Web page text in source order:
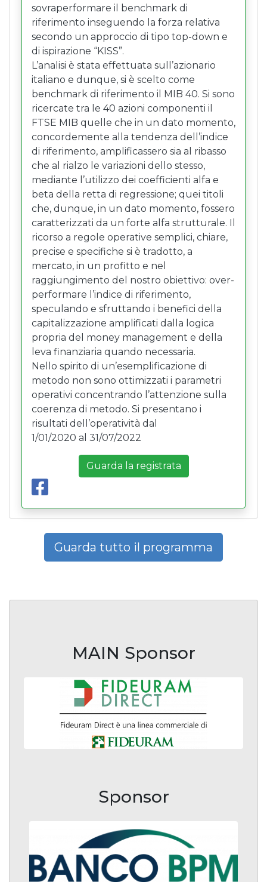
sovraperformare il benchmark di
riferimento inseguendo la forza relativa
secondo un approccio di tipo top-down e
di ispirazione “KISS”.
L’analisi è stata effettuata sull’azionario
italiano e dunque, si è scelto come
benchmark di riferimento il MIB 40. Si sono
ricercate tra le 40 azioni componenti il
FTSE MIB quelle che in un dato momento,
concordemente alla tendenza dell’indice
di riferimento, amplificassero sia al ribasso
che al rialzo le variazioni dello stesso,
mediante l’utilizzo dei coefficienti alfa e
beta della retta di regressione; quei titoli
che, dunque, in un dato momento, fossero
caratterizzati da un forte alfa strutturale. Il
ricorso a regole operative semplici, chiare,
precise e specifiche si è tradotto, a
mercato, in un profitto e nel
raggiungimento del nostro obiettivo: over-
performare l’indice di riferimento,
speculando e sfruttando i benefici della
capitalizzazione amplificati dalla logica
propria del money management e della
leva finanziaria quando necessaria.
Nello spirito di un’esemplificazione di
metodo non sono ottimizzati i parametri
operativi concentrando l’attenzione sulla
coerenza di metodo. Si presentano i
risultati dell’operatività dal
1/01/2020 al 31/07/2022
Guarda la registrata
Guarda tutto il programma
MAIN Sponsor
Sponsor